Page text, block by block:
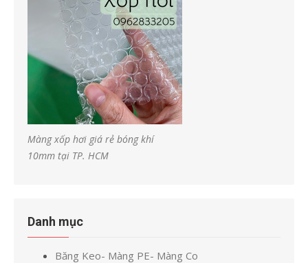
Màng xốp hơi giá rẻ bóng khí
10mm tại TP. HCM
Danh mục
Băng Keo- Màng PE- Màng Co